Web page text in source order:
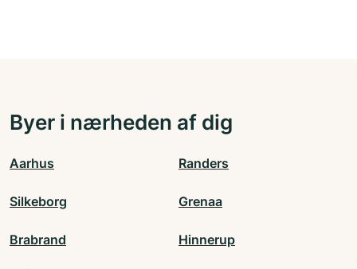
Byer i nærheden af dig
Aarhus Randers
Silkeborg Grenaa
Brabrand Hinnerup